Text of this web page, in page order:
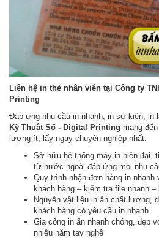
Liên hệ in thẻ nhân viên tại Công ty
Printing
Đáp ứng nhu cầu in nhanh, in sự kiện, in
Kỹ Thuật Số - Digital Printing mang
lượng ít, lấy ngay chuyên nghiệp nhất:
Sở hữu hệ thống máy in hiện đại,
từ nước ngoài đáp ứng mọi nhu
Quy trình nhận đơn hàng in
khách hàng – kiểm tra file nhanh
Nguyên vật liệu in ấn chất lượng,
khách hàng có yêu cầu in nhanh
Gia công in ấn nhanh chóng, đẹp
nhiều năm tay nghề